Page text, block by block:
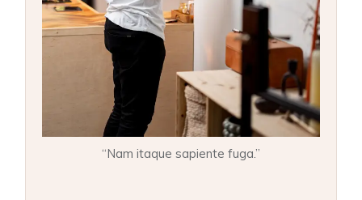
“Nam itaque sapiente fuga.”